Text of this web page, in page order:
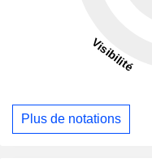
Plus de notations